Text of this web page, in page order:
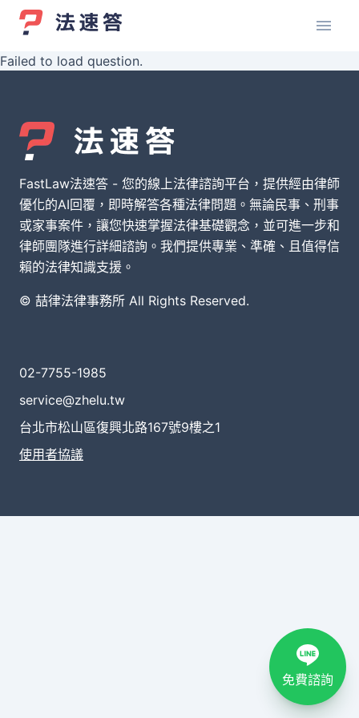
Failed to load question.
FastLaw法速答 - 您的線上法律諮詢平台，提供經由律師
優化的AI回覆，即時解答各種法律問題。無論民事、刑事
或家事案件，讓您快速掌握法律基礎觀念，並可進一步和
律師團隊進行詳細諮詢。我們提供專業、準確、且值得信
賴的法律知識支援。
© 喆律法律事務所 All Rights Reserved.
02-7755-1985
service@zhelu.tw
台北市松山區復興北路167號9樓之1
使用者協議
免費諮詢